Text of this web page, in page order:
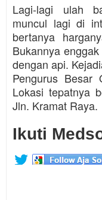
Lagi-lagi ulah
muncul lagi di
bertanya
Bukannya
dengan api.
Pengurus Besar
Lokasi tepatnya
Jln. Kramat Raya.
Ikuti